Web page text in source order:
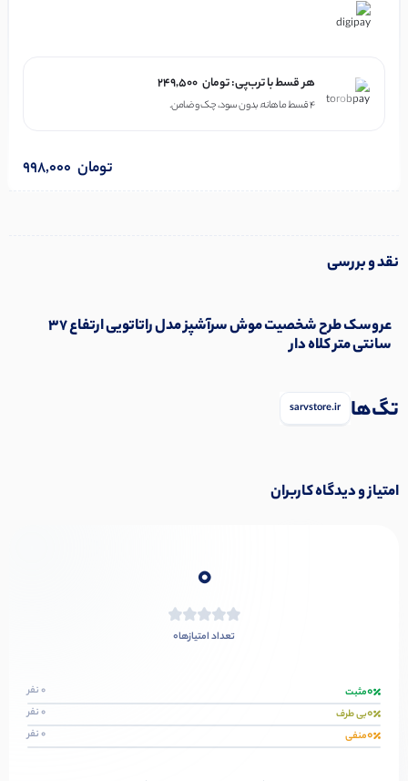
هر قسط با ترب‌پی: 249,500 تومان
۴ قسط ماهانه. بدون سود، چک و ضامن.
998,000 تومان
نقد و بررسی
عروسک طرح شخصیت موش سرآشپز مدل راتاتویی ارتفاع 37
سانتی متر کلاه دار
تگ‌ها sarvstore.ir
امتیاز و دیدگاه کاربران
0
تعداد امتیازها0
0مثبت 0 نفر
0بی طرف 0 نفر
0منفی 0 نفر